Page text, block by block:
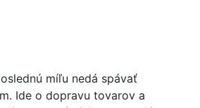
míľu nedá spávať
Ide o dopravu tovarov a